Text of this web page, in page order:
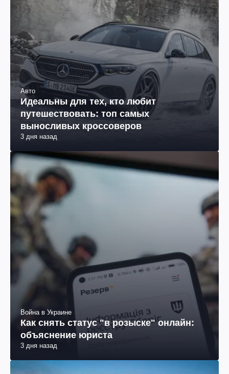
Авто
Идеальны для тех, кто любит
путешествовать: топ самых
выносливых кроссоверов
3 дня назад
Война в Украине
Как снять статус "в розыске" онлайн:
объяснение юриста
3 дня назад